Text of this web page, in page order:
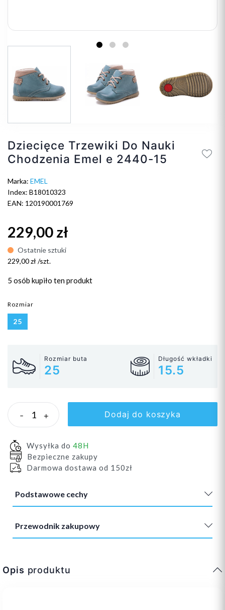
Dziecięce Trzewiki Do Nauki
Chodzenia Emel e 2440-15
Marka: EMEL
Index: B18010323
EAN: 120190001769
229,00 zł
Ostatnie sztuki
229,00 zł /szt.
5 osób kupiło ten produkt
Rozmiar
25
Rozmiar buta
25
Długość wkładki
15.5
- + Dodaj do koszyka
Wysyłka do 48H
Bezpieczne zakupy
Darmowa dostawa od 150zł
Podstawowe cechy
Przewodnik zakupowy
Opis produktu